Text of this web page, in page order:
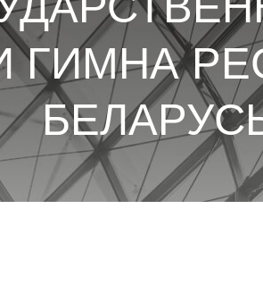
ГИМНА